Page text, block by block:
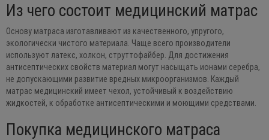
Из чего состоит медицинский матрас
Основу матраса изготавливают из качественного, упругого,
экологически чистого материала. Чаще всего производители
используют латекс, холкон, струттофайбер. Для достижения
антисептических свойств материал могут насыщать ионами серебра,
не допускающими развитие вредных микроорганизмов. Каждый
матрас медицинский имеет чехол, устойчивый к воздействию
жидкостей, к обработке антисептическими и моющими средствами.
Покупка медицинского матраса